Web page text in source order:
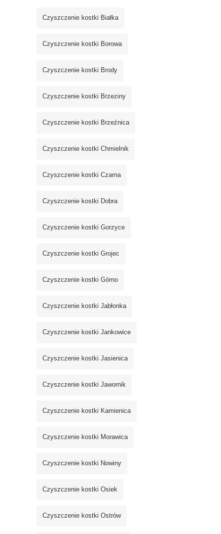
Czyszczenie kostki Białka
Czyszczenie kostki Borowa
Czyszczenie kostki Brody
Czyszczenie kostki Brzeziny
Czyszczenie kostki Brzeźnica
Czyszczenie kostki Chmielnik
Czyszczenie kostki Czarna
Czyszczenie kostki Dobra
Czyszczenie kostki Gorzyce
Czyszczenie kostki Grojec
Czyszczenie kostki Górno
Czyszczenie kostki Jabłonka
Czyszczenie kostki Jankowice
Czyszczenie kostki Jasienica
Czyszczenie kostki Jawornik
Czyszczenie kostki Kamienica
Czyszczenie kostki Morawica
Czyszczenie kostki Nowiny
Czyszczenie kostki Osiek
Czyszczenie kostki Ostrów